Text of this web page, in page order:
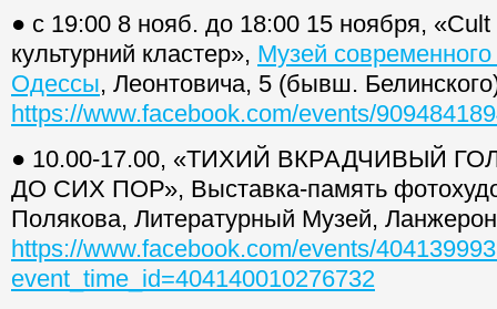
● с 19:00 8 нояб. до 18:00 15 ноября, «Сult
культурний кластер», Музей современного
Одессы, Леонтовича, 5 (бывш.
https://www.facebook.com/events/
● 10.00-17.00, «ТИХИЙ ВКРАДЧИВЫЙ
ДО СИХ ПОР», Выставка-память
Полякова, Литературный Музей,
https://www.facebook.com/events/
event_time_id=404140010276732